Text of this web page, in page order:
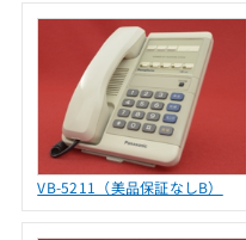
VB-5211（美品保証なしB）